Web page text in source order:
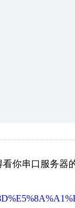
你串口服务器